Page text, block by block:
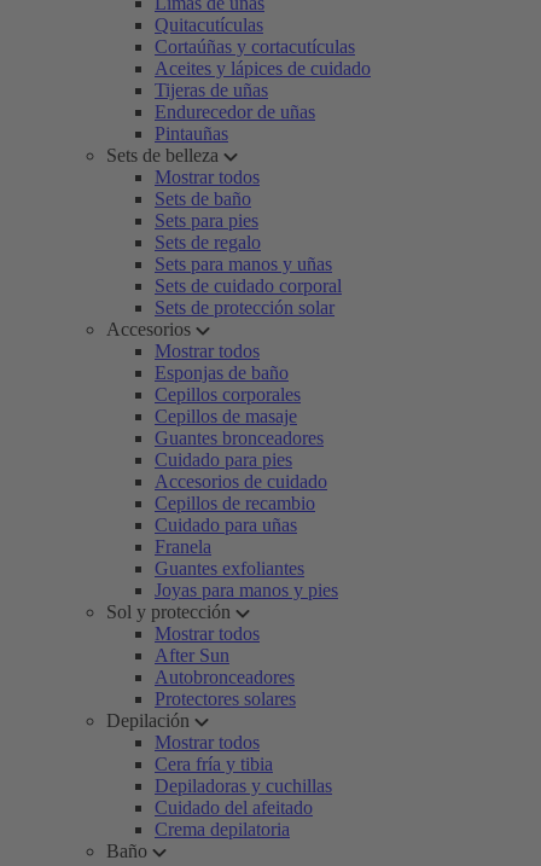
Quitacutículas
Cortaúñas y cortacutículas
Aceites y lápices de cuidado
Tijeras de uñas
Endurecedor de uñas
Pintauñas
Sets de belleza
Mostrar todos
Sets de baño
Sets para pies
Sets de regalo
Sets para manos y uñas
Sets de cuidado corporal
Sets de protección solar
Accesorios
Mostrar todos
Esponjas de baño
Cepillos corporales
Cepillos de masaje
Guantes bronceadores
Cuidado para pies
Accesorios de cuidado
Cepillos de recambio
Cuidado para uñas
Franela
Guantes exfoliantes
Joyas para manos y pies
Sol y protección
Mostrar todos
After Sun
Autobronceadores
Protectores solares
Depilación
Mostrar todos
Cera fría y tibia
Depiladoras y cuchillas
Cuidado del afeitado
Crema depilatoria
Baño